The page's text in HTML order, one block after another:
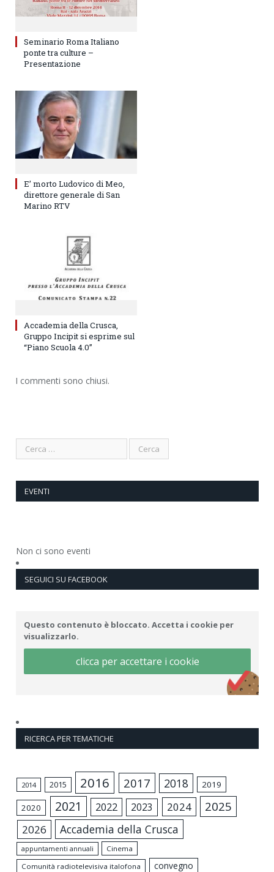
Seminario Roma Italiano
ponte tra culture –
Presentazione
E’ morto Ludovico di Meo,
direttore generale di San
Marino RTV
Accademia della Crusca,
Gruppo Incipit si esprime sul
“Piano Scuola 4.0”
I commenti sono chiusi.
EVENTI
Non ci sono eventi
SEGUICI SU FACEBOOK
Questo contenuto è bloccato. Accetta i cookie per
visualizzarlo.
clicca per accettare i cookie
RICERCA PER TEMATICHE
2014 2015 2016 2017 2018 2019
2020 2021 2022 2023 2024 2025
2026 Accademia della Crusca
appuntamenti annuali
Cinema
Comunità radiotelevisiva italofona
convegno